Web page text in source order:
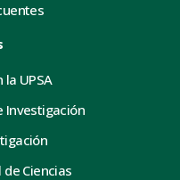
UPSA
Investigación
Ciencias